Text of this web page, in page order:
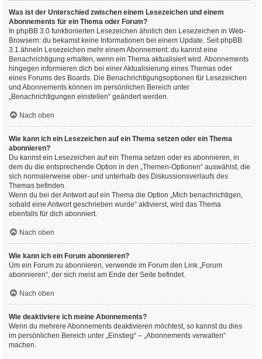
Was ist der Unterschied zwischen einem Lesezeichen und einem
Abonnements für ein Thema oder Forum?
In phpBB 3.0 funktionierten Lesezeichen ähnlich den Lesezeichen in Web-
Browsern: du bekamst keine Informationen bei einem Update. Seit phpBB
3.1 ähneln Lesezeichen mehr einem Abonnement: du kannst eine
Benachrichtigung erhalten, wenn ein Thema aktualisiert wird. Abonnements
hingegen informieren dich bei einer Aktualisierung eines Themas oder
eines Forums des Boards. Die Benachrichtigungsoptionen für Lesezeichen
und Abonnements können im persönlichen Bereich unter
„Benachrichtigungen einstellen“ geändert werden.
Nach oben
Wie kann ich ein Lesezeichen auf ein Thema setzen oder ein Thema
abonnieren?
Du kannst ein Lesezeichen auf ein Thema setzen oder es abonnieren, in
dem du die entsprechende Option in den „Themen-Optionen“ auswählst, die
sich normalerweise ober- und unterhalb des Diskussionsverlaufs des
Themas befinden.
Wenn du bei der Antwort auf ein Thema die Option „Mich benachrichtigen,
sobald eine Antwort geschrieben wurde“ aktivierst, wird das Thema
ebenfalls für dich abonniert.
Nach oben
Wie kann ich ein Forum abonnieren?
Um ein Forum zu abonnieren, verwende im Forum den Link „Forum
abonnieren“, der sich meist am Ende der Seite befindet.
Nach oben
Wie deaktiviere ich meine Abonnements?
Wenn du mehrere Abonnements deaktivieren möchtest, so kannst du dies
im persönlichen Bereich unter „Einstieg“ – „Abonnements verwalten“
machen.